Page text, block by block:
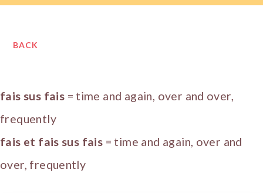
BACK
fais sus fais = time and again, over and over,
frequently
fais et fais sus fais = time and again, over and
over, frequently